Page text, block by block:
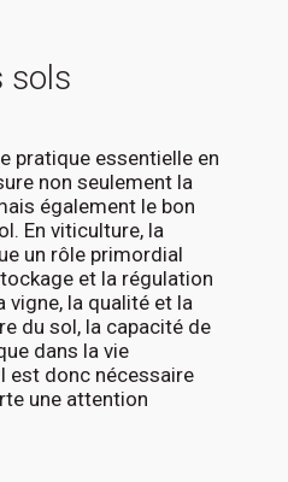
sols
pratique essentielle en
non seulement la
également le bon
En viticulture, la
un rôle primordial
et la régulation
vigne, la qualité et la
du sol, la capacité de
dans la vie
est donc nécessaire
une attention